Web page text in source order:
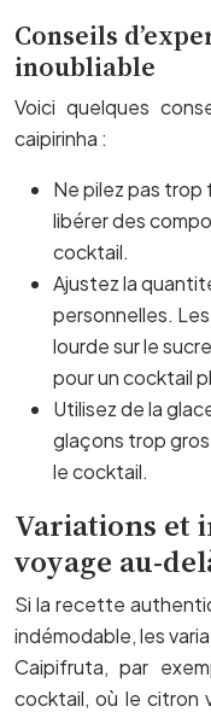
Conseils
inoubliable
Voici quelques
caipirinha :
Ne pilez pas
libérer des
cocktail.
Ajustez la
personnelles.
lourde sur le
pour un cocktail
Utilisez de la
glaçons trop
le cocktail.
Variations et
voyage au-
Si la recette
indémodable, les
Caipifruta, par
cocktail, où le citron